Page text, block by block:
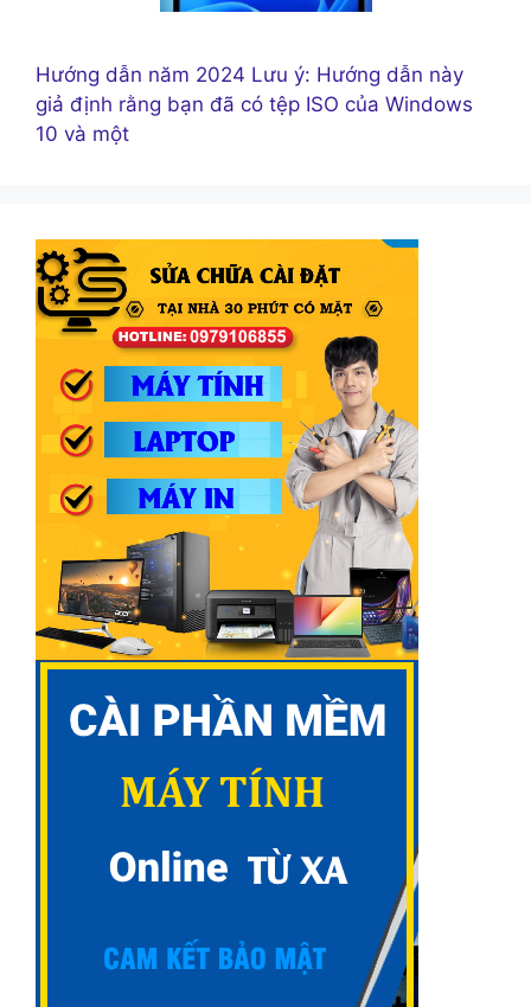
Hướng dẫn năm 2024 Lưu ý: Hướng dẫn này
giả định rằng bạn đã có tệp ISO của Windows
10 và một